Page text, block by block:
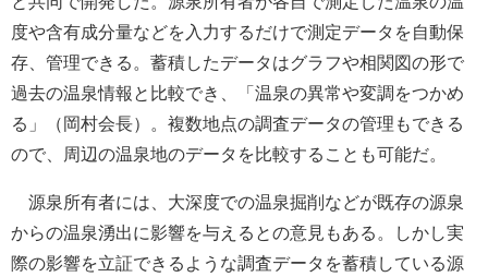
度や含有成分量などを入力するだけで測定データを自動保
存、管理できる。蓄積したデータはグラフや相関図の形で
過去の温泉情報と比較でき、「温泉の異常や変調をつかめ
る」（岡村会長）。複数地点の調査データの管理もできる
ので、周辺の温泉地のデータを比較することも可能だ。
源泉所有者には、大深度での温泉掘削などが既存の源泉
からの温泉湧出に影響を与えるとの意見もある。しかし実
際の影響を立証できるような調査データを蓄積している源